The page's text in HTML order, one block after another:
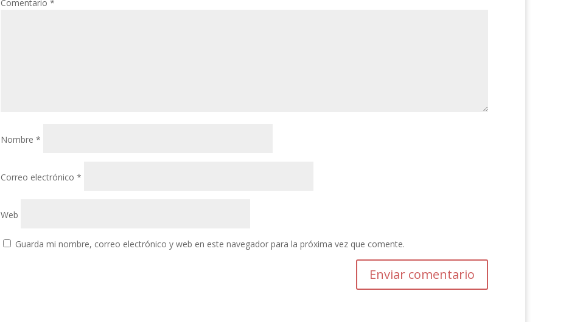
Comentario *
Nombre *
Correo electrónico *
Web
Guarda mi nombre, correo electrónico y web en este navegador para la próxima vez que comente.